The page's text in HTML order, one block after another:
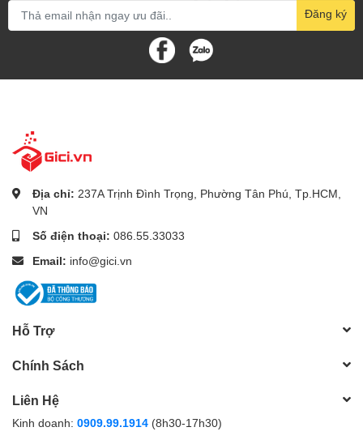
Đăng ký
Địa chỉ: 237A Trịnh Đình Trọng, Phường Tân Phú, Tp.HCM,
VN
Số điện thoại: 086.55.33033
Email: info@gici.vn
Hỗ Trợ
Chính Sách
Liên Hệ
Kinh doanh: 0909.99.1914 (8h30-17h30)